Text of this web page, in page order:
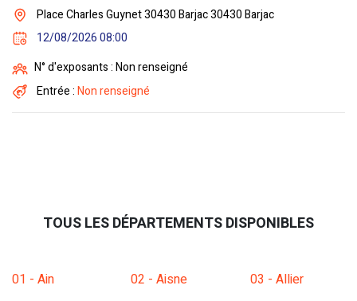
Place Charles Guynet 30430 Barjac 30430 Barjac
12/08/2026 08:00
N° d'exposants : Non renseigné
Entrée :Non renseigné
TOUS LES DÉPARTEMENTS DISPONIBLES
01 - Ain 02 - Aisne
03 - Allier